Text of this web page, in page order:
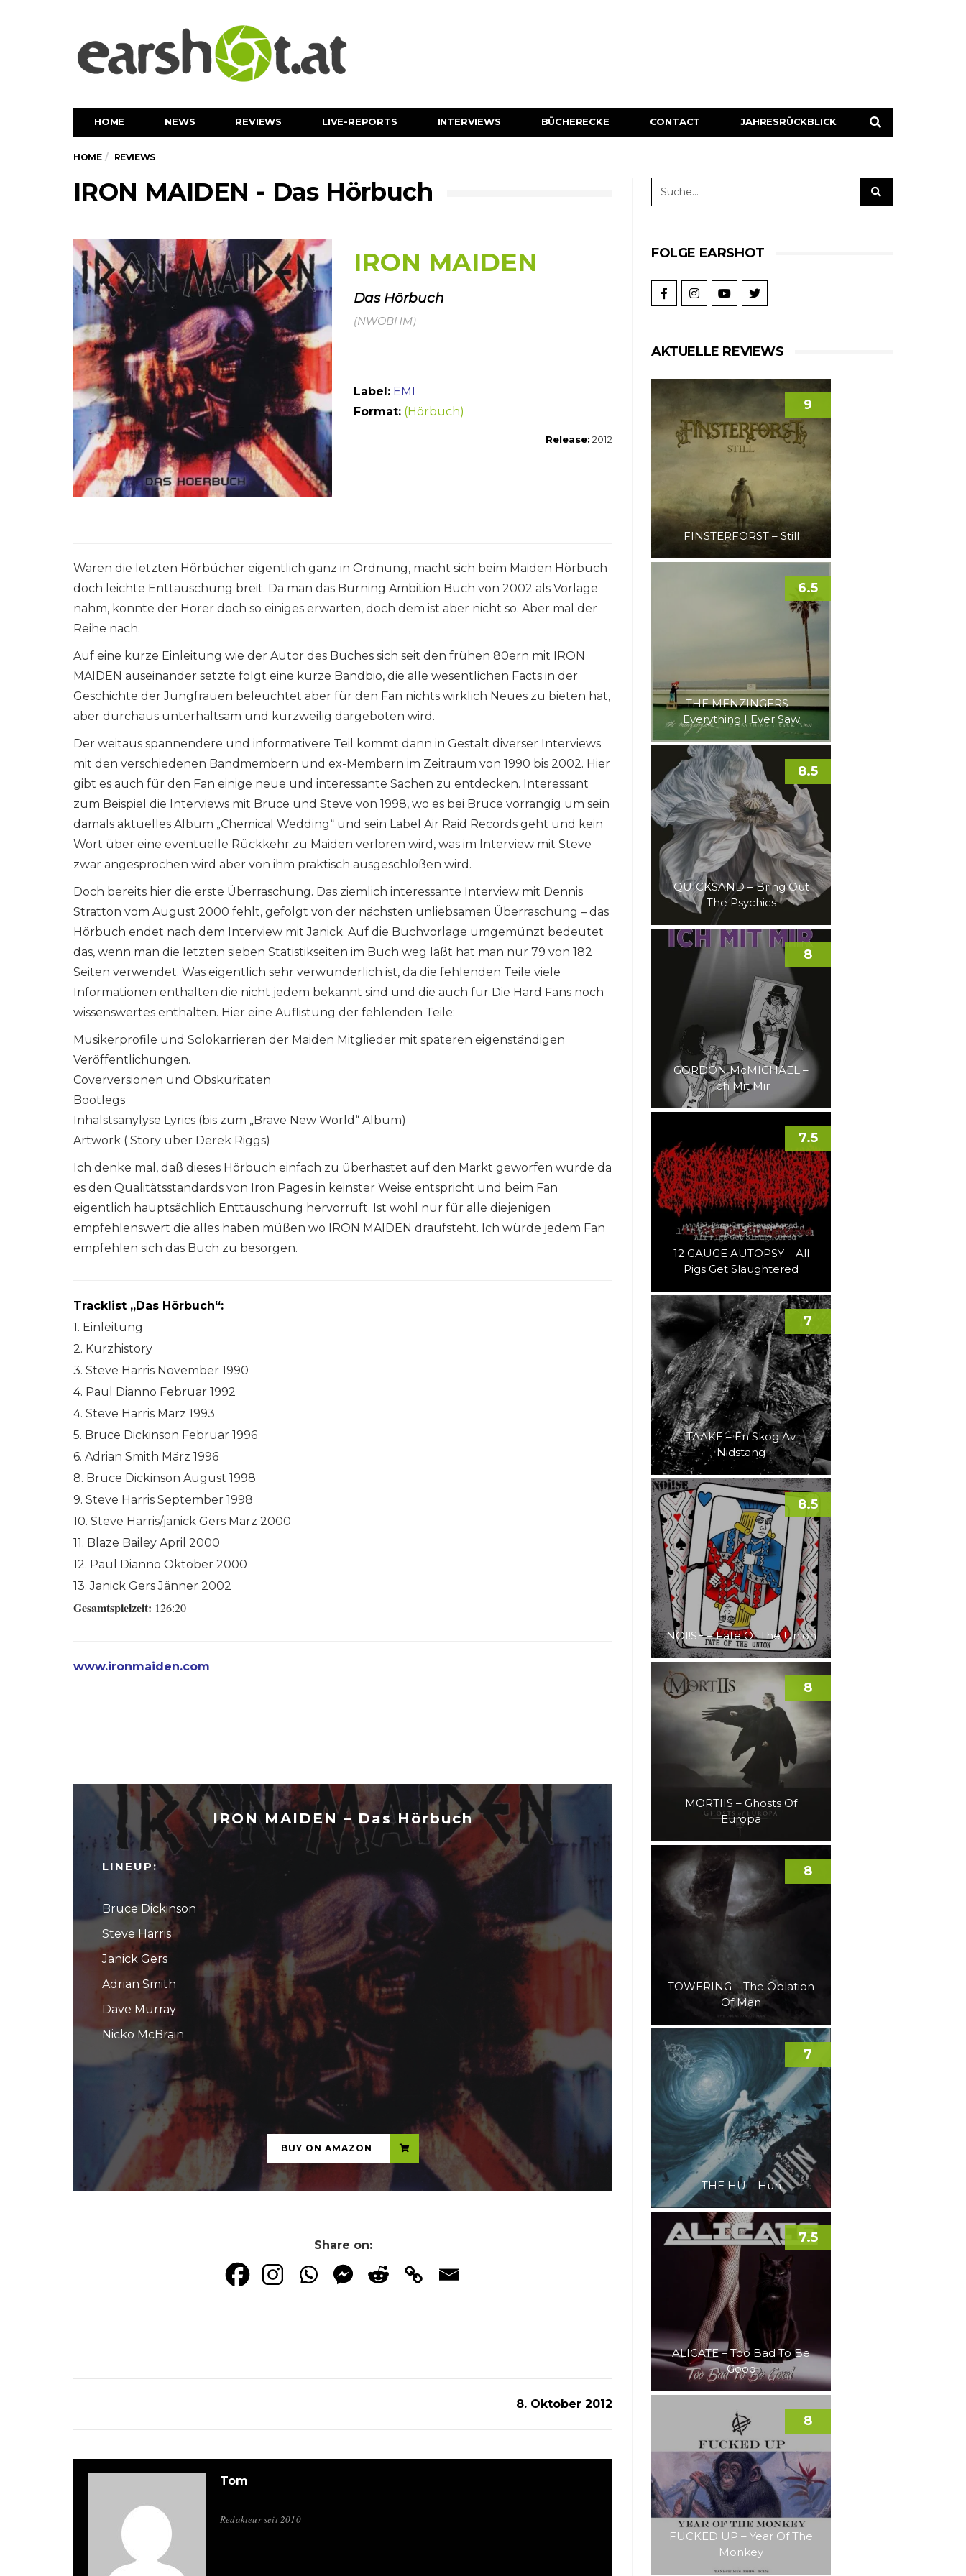
HOME NEWS REVIEWS LIVE-REPORTS INTERVIEWS BÜCHERECKE CONTACT JAHRESRÜCKBLICK
HOME REVIEWS
IRON MAIDEN - Das Hörbuch
IRON MAIDEN
Das Hörbuch
(NWOBHM)
Label: EMI
Format: (Hörbuch)
Release: 2012
Waren die letzten Hörbücher eigentlich ganz in Ordnung, macht sich beim Maiden Hörbuch
doch leichte Enttäuschung breit. Da man das Burning Ambition Buch von 2002 als Vorlage
nahm, könnte der Hörer doch so einiges erwarten, doch dem ist aber nicht so. Aber mal der
Reihe nach.
Auf eine kurze Einleitung wie der Autor des Buches sich seit den frühen 80ern mit IRON
MAIDEN auseinander setzte folgt eine kurze Bandbio, die alle wesentlichen Facts in der
Geschichte der Jungfrauen beleuchtet aber für den Fan nichts wirklich Neues zu bieten hat,
aber durchaus unterhaltsam und kurzweilig dargeboten wird.
Der weitaus spannendere und informativere Teil kommt dann in Gestalt diverser Interviews
mit den verschiedenen Bandmembern und ex-Membern im Zeitraum von 1990 bis 2002. Hier
gibt es auch für den Fan einige neue und interessante Sachen zu entdecken. Interessant
zum Beispiel die Interviews mit Bruce und Steve von 1998, wo es bei Bruce vorrangig um sein
damals aktuelles Album „Chemical Wedding“ und sein Label Air Raid Records geht und kein
Wort über eine eventuelle Rückkehr zu Maiden verloren wird, was im Interview mit Steve
zwar angesprochen wird aber von ihm praktisch ausgeschloßen wird.
Doch bereits hier die erste Überraschung. Das ziemlich interessante Interview mit Dennis
Stratton vom August 2000 fehlt, gefolgt von der nächsten unliebsamen Überraschung – das
Hörbuch endet nach dem Interview mit Janick. Auf die Buchvorlage umgemünzt bedeutet
das, wenn man die letzten sieben Statistikseiten im Buch weg läßt hat man nur 79 von 182
Seiten verwendet. Was eigentlich sehr verwunderlich ist, da die fehlenden Teile viele
Informationen enthalten die nicht jedem bekannt sind und die auch für Die Hard Fans noch
wissenswertes enthalten. Hier eine Auflistung der fehlenden Teile:
Musikerprofile und Solokarrieren der Maiden Mitglieder mit späteren eigenständigen
Veröffentlichungen.
Coverversionen und Obskuritäten
Bootlegs
Inhalstsanylyse Lyrics (bis zum „Brave New World“ Album)
Artwork ( Story über Derek Riggs)
Ich denke mal, daß dieses Hörbuch einfach zu überhastet auf den Markt geworfen wurde da
es den Qualitätsstandards von Iron Pages in keinster Weise entspricht und beim Fan
eigentlich hauptsächlich Enttäuschung hervorruft. Ist wohl nur für alle diejenigen
empfehlenswert die alles haben müßen wo IRON MAIDEN draufsteht. Ich würde jedem Fan
empfehlen sich das Buch zu besorgen.
Tracklist „Das Hörbuch“:
1. Einleitung
2. Kurzhistory
3. Steve Harris November 1990
4. Paul Dianno Februar 1992
4. Steve Harris März 1993
5. Bruce Dickinson Februar 1996
6. Adrian Smith März 1996
8. Bruce Dickinson August 1998
9. Steve Harris September 1998
10. Steve Harris/janick Gers März 2000
11. Blaze Bailey April 2000
12. Paul Dianno Oktober 2000
13. Janick Gers Jänner 2002
Gesamtspielzeit: 126:20
www.ironmaiden.com
IRON MAIDEN – Das Hörbuch
LINEUP:
Bruce Dickinson
Steve Harris
Janick Gers
Adrian Smith
Dave Murray
Nicko McBrain
...
BUY ON AMAZON
Share on:
8. Oktober 2012
Tom
Redakteur seit 2010
FOLGE EARSHOT
AKTUELLE REVIEWS
FINSTERFORST – Still
9
THE MENZINGERS –
Everything I Ever Saw
6.5
QUICKSAND – Bring Out
The Psychics
8.5
GORDON McMICHAEL –
Ich Mit Mir
8
12 GAUGE AUTOPSY – All
Pigs Get Slaughtered
7.5
TAAKE – En Skog Av
Nidstang
7
NOI!SE – Fate Of The Union
8.5
MORTIIS – Ghosts Of
Europa
8
TOWERING – The Oblation
Of Man
8
THE HU – Hun
7
ALICATE – Too Bad To Be
Good
7.5
FUCKED UP – Year Of The
Monkey
8